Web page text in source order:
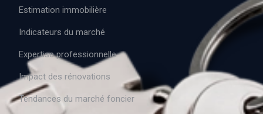
Estimation immobilière
Indicateurs du marché
Expertise professionnelle
Impact des rénovations
Tendances du marché foncier